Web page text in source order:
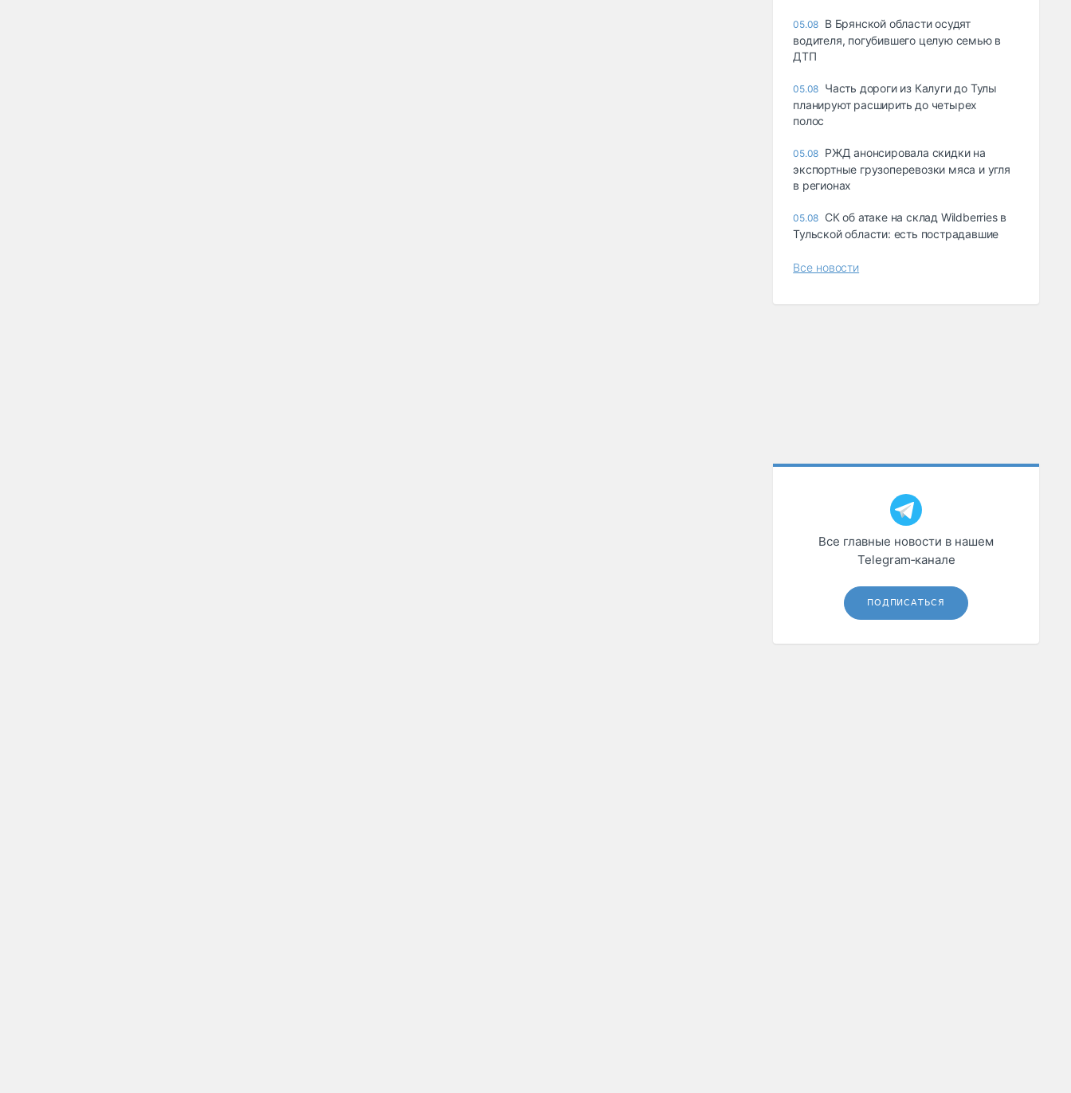
05.08 В Брянской области осудят
водителя, погубившего целую семью в
ДТП
05.08 Часть дороги из Калуги до Тулы
планируют расширить до четырех
полос
05.08 РЖД анонсировала скидки на
экспортные грузоперевозки мяса и угля
в регионах
05.08 СК об атаке на склад Wildberries в
Тульской области: есть пострадавшие
Все новости
Все главные новости в нашем
Telegram‑канале
ПОДПИСАТЬСЯ